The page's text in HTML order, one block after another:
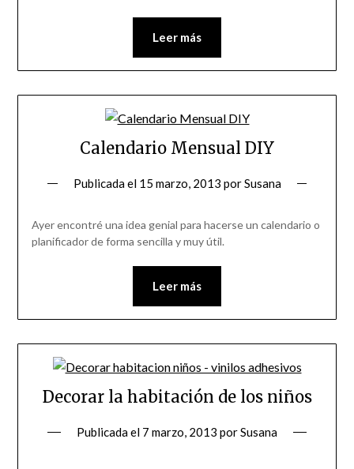
Leer más
Calendario Mensual DIY
Publicada el 15 marzo, 2013 porSusana
Ayer encontré una idea genial para hacerse un calendario o
planificador de forma sencilla y muy útil.
Leer más
Decorar la habitación de los niños
Publicada el 7 marzo, 2013 porSusana